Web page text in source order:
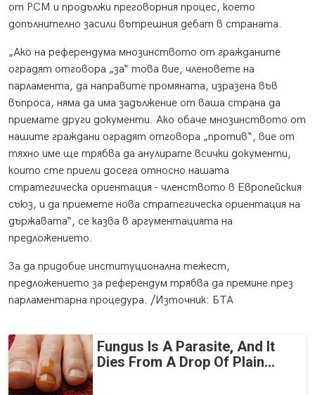
от РСМ и продължи преговорния процес, което
допълнително засили вътрешния дебат в страната.
„Ако на референдума мнозинството от гражданите
оградят отговора „за“ това вие, членовете на
парламента, да направите промяната, изразена във
въпроса, няма да има задължение от ваша страна да
приемате други документи. Ако обаче мнозинството от
нашите граждани оградят отговора „против“, вие от
тяхно име ще трябва да анулирате всички документи,
които сте приели досега относно нашата
стратегическа ориентация - членството в Европейския
съюз, и да приемете нова стратегическа ориентация на
държавата“, се казва в аргументацията на
предложението.
За да придобие институционална тежест,
предложението за референдум трябва да премине през
парламентарна процедура. /Източник: БТА
Fungus Is A Parasite, And It
Dies From A Drop Of Plain...